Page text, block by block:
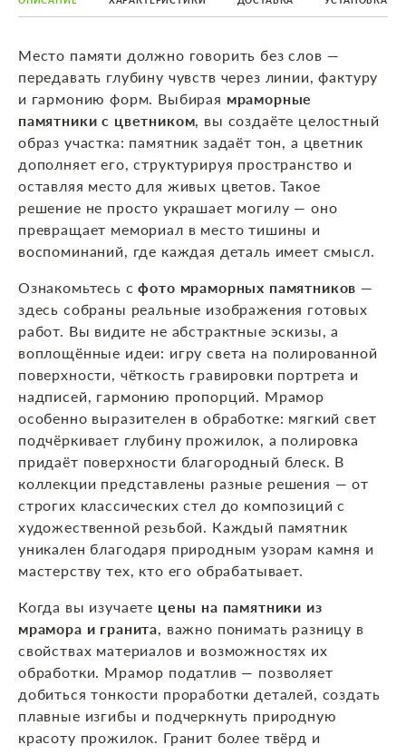
Место памяти должно говорить без слов —
передавать глубину чувств через линии, фактуру
и гармонию форм. Выбирая мраморные
памятники с цветником, вы создаёте целостный
образ участка: памятник задаёт тон, а цветник
дополняет его, структурируя пространство и
оставляя место для живых цветов. Такое
решение не просто украшает могилу — оно
превращает мемориал в место тишины и
воспоминаний, где каждая деталь имеет смысл.
Ознакомьтесь сфото мраморных памятников —
здесь собраны реальные изображения готовых
работ. Вы видите не абстрактные эскизы, а
воплощённые идеи: игру света на полированной
поверхности, чёткость гравировки портрета и
надписей, гармонию пропорций. Мрамор
особенно выразителен в обработке: мягкий свет
подчёркивает глубину прожилок, а полировка
придаёт поверхности благородный блеск. В
коллекции представлены разные решения — от
строгих классических стел до композиций с
художественной резьбой. Каждый памятник
уникален благодаря природным узорам камня и
мастерству тех, кто его обрабатывает.
Когда вы изучаете цены на памятники из
мрамора и гранита, важно понимать разницу в
свойствах материалов и возможностях их
обработки. Мрамор податлив — позволяет
добиться тонкости проработки деталей, создать
плавные изгибы и подчеркнуть природную
красоту прожилок. Гранит более твёрд и